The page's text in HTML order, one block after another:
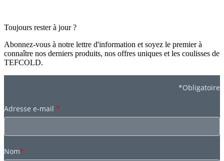
Toujours rester à jour ?
Abonnez-vous à notre lettre d'information et soyez le premier à
connaître nos derniers produits, nos offres uniques et les coulisses de
TEFCOLD.
*Obligatoire
Adresse e-mail *
Nom*